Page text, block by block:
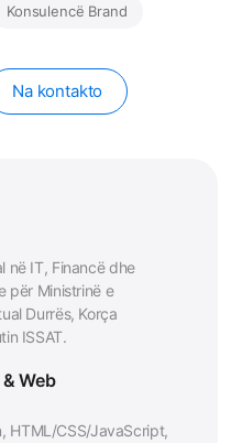
Konsulencë Brand
Na kontakto
në IT, Financë dhe
për Ministrinë e
Durrës, Korça
ISSAT.
Web
HTML/CSS/JavaScript,